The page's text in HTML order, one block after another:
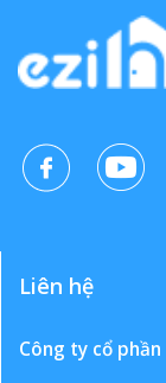
Liên hệ
Công ty cổ